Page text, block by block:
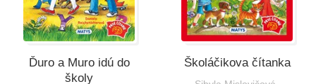
Ďuro a Muro idú do
školy
Školáčikova čítanka